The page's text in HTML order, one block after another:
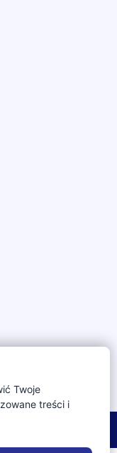
Twoje
treści i